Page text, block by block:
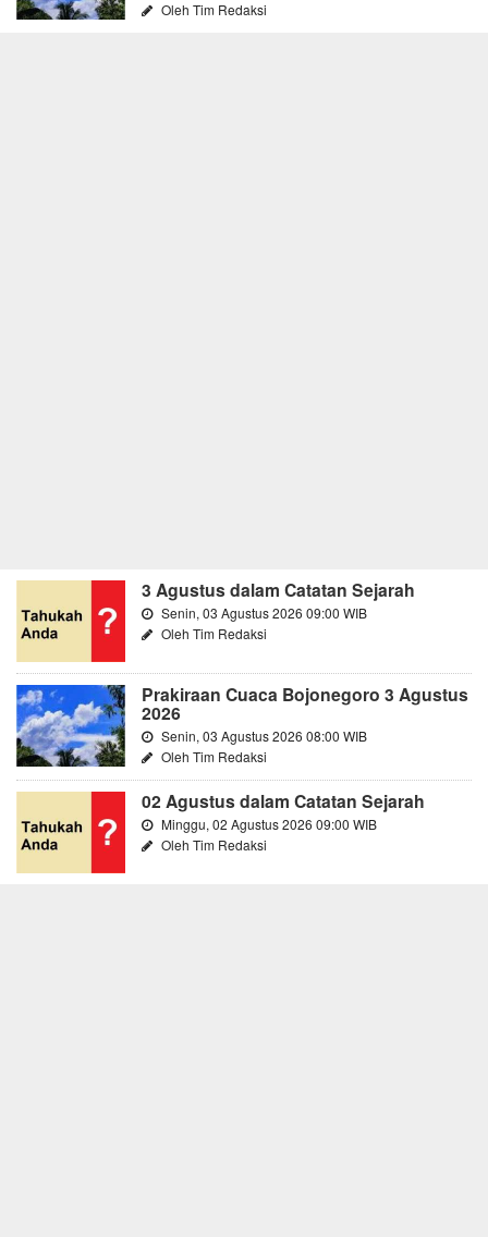
Oleh Tim Redaksi
3 Agustus dalam Catatan Sejarah
Senin, 03 Agustus 2026 09:00 WIB
Oleh Tim Redaksi
Prakiraan Cuaca Bojonegoro 3 Agustus
2026
Senin, 03 Agustus 2026 08:00 WIB
Oleh Tim Redaksi
02 Agustus dalam Catatan Sejarah
Minggu, 02 Agustus 2026 09:00 WIB
Oleh Tim Redaksi